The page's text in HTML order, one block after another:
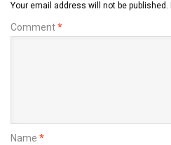
Your email address will not be published.
Comment*
Name *